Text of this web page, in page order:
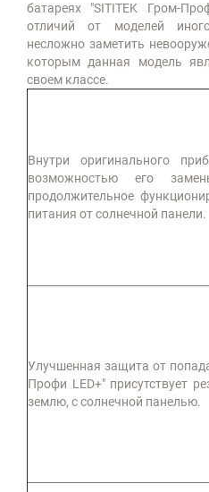
батареях "SITITEK Гром-
отличий от моделей
несложно заметить
которым данная модель
своем классе.
Внутри оригинального
возможностью его
продолжительное
питания от солнечной панели.
Улучшенная защита от
Профи LED+" присутствует
землю, с солнечной панелью.